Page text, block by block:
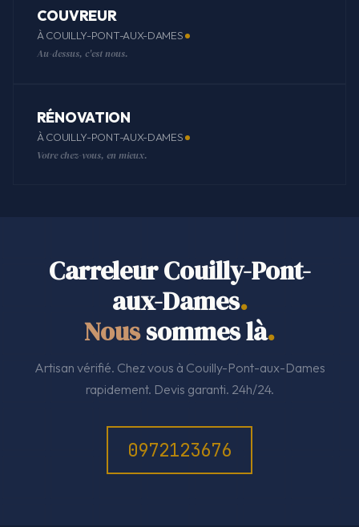
COUVREUR
À COUILLY-PONT-AUX-DAMES
Au-dessus, c'est nous.
RÉNOVATION
À COUILLY-PONT-AUX-DAMES
Votre chez-vous, en mieux.
Carreleur Couilly-Pont-
aux-Dames.
Noussommes là.
Artisan vérifié. Chez vous à Couilly-Pont-aux-Dames
rapidement. Devis garanti. 24h/24.
0972123676